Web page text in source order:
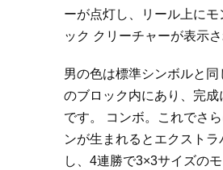
ーが点灯し、リール上にモ
ック クリーチャーが表示さ
男の色は標準シンボルと同
のブロック内にあり、完成
です。 コンボ。これでさ
ンが生まれるとエクストラ
し、4連勝で3×3サイズの